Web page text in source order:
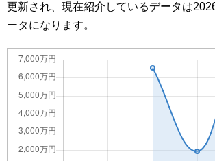
更新され、現在紹介しているデータは
ータになります。